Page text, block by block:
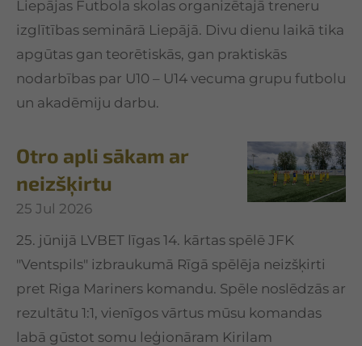
Liepājas Futbola skolas organizētajā treneru
izglītības seminārā Liepājā. Divu dienu laikā tika
apgūtas gan teorētiskās, gan praktiskās
nodarbības par U10 – U14 vecuma grupu futbolu
un akadēmiju darbu.
Otro apli sākam ar
neizšķirtu
25 Jul 2026
25. jūnijā LVBET līgas 14. kārtas spēlē JFK
"Ventspils" izbraukumā Rīgā spēlēja neizšķirti
pret Riga Mariners komandu. Spēle noslēdzās ar
rezultātu 1:1, vienīgos vārtus mūsu komandas
labā gūstot somu leģionāram Kirilam